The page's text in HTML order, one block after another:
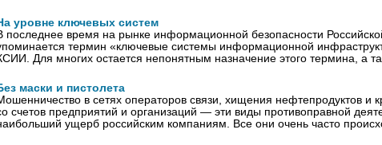
уровне ключевых систем
последнее время на рынке информационной безопасности
термин «ключевые системы информационной
Для многих остается непонятным назначение этого термина, а
маски и пистолета
в сетях операторов связи, хищения нефтепродуктов и
счетов предприятий и организаций — эти виды противоправной
ущерб российским компаниям. Все они очень часто